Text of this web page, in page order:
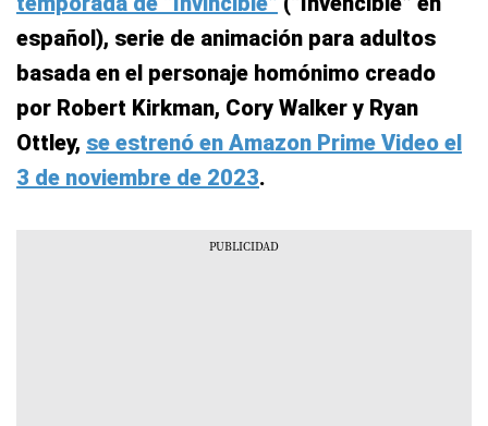
español), serie de animación para adultos
basada en el personaje homónimo creado
por Robert Kirkman, Cory Walker y Ryan
Ottley, se estrenó en Amazon Prime Video el
3 de noviembre de 2023.